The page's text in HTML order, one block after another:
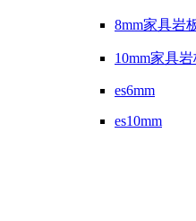
8mm家具岩
10mm家具岩
es6mm
es10mm